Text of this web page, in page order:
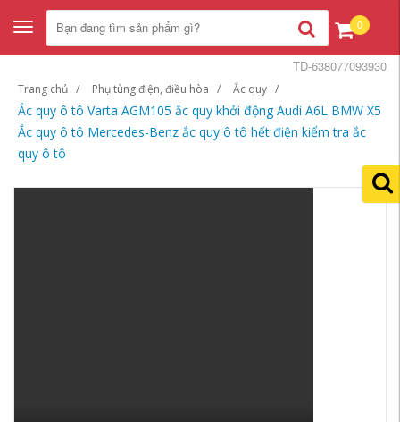
Toggle
navigation
0
Trang chủ Phụ tùng điện, điều hòa Ắc quy
Ắc quy ô tô Varta AGM105 ắc quy khởi động Audi A6L BMW X5
Ắc ​​quy ô tô Mercedes-Benz ắc quy ô tô hết điện kiểm tra ắc
quy ô tô
TD-638077093930